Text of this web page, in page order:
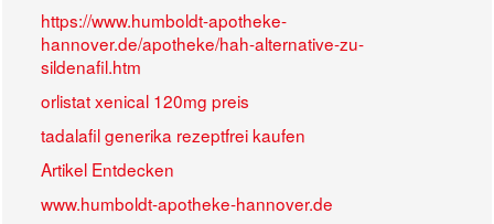
https://www.humboldt-apotheke-
hannover.de/apotheke/hah-alternative-zu-
sildenafil.htm
orlistat xenical 120mg preis
tadalafil generika rezeptfrei kaufen
Artikel Entdecken
www.humboldt-apotheke-hannover.de